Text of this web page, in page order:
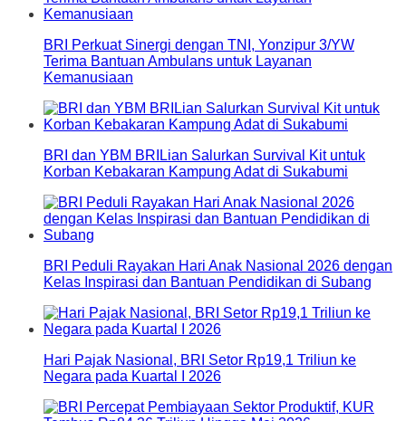
BRI Perkuat Sinergi dengan TNI, Yonzipur 3/YW
Terima Bantuan Ambulans untuk Layanan
Kemanusiaan
BRI dan YBM BRILian Salurkan Survival Kit untuk
Korban Kebakaran Kampung Adat di Sukabumi
BRI Peduli Rayakan Hari Anak Nasional 2026 dengan
Kelas Inspirasi dan Bantuan Pendidikan di Subang
Hari Pajak Nasional, BRI Setor Rp19,1 Triliun ke
Negara pada Kuartal I 2026